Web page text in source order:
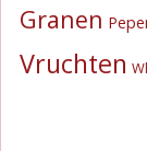
Granen
Vruchten